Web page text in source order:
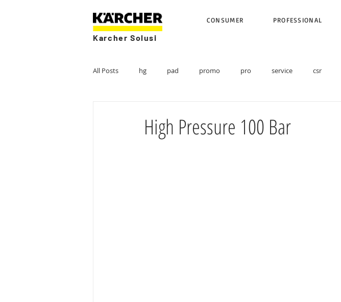
CONSUMER PROFESSIONAL
Karcher Solusi
All Posts hg pad promo pro service csr
High Pressure 100 Bar